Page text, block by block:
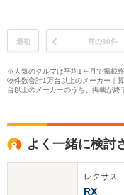
最初 前の30件
※人気のクルマは平均1ヶ月で掲載
物件数合計1万台以上のメーカー｜
台以上のメーカーのうち、掲載が
よく一緒に検討
レクサス
RX